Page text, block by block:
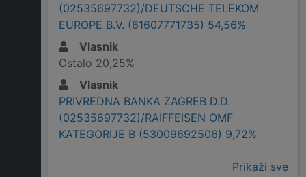
(02535697732)/DEUTSCHE TELEKOM
EUROPE B.V. (61607771735) 54,56%
Vlasnik
Ostalo 20,25%
Vlasnik
PRIVREDNA BANKA ZAGREB D.D.
(02535697732)/RAIFFEISEN OMF
KATEGORIJE B (53009692506) 9,72%
Prikaži sve